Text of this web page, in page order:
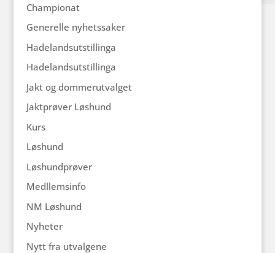
Championat
Generelle nyhetssaker
Hadelandsutstillinga
Hadelandsutstillinga
Jakt og dommerutvalget
Jaktprøver Løshund
Kurs
Løshund
Løshundprøver
Medllemsinfo
NM Løshund
Nyheter
Nytt fra utvalgene